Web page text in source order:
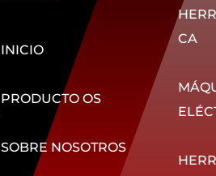
INICIO
PRODUCTO OS
SOBRE NOSOTROS
CA